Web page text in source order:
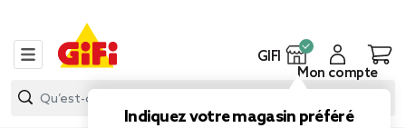
GIFI
Indiquez votre magasin préféré
Mon compte